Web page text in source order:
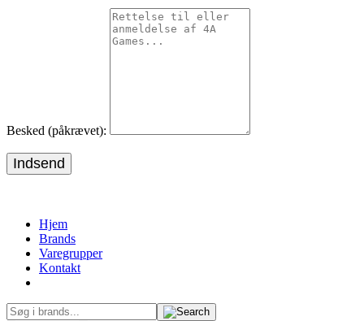
Besked (påkrævet):
Indsend
Hjem
Brands
Varegrupper
Kontakt